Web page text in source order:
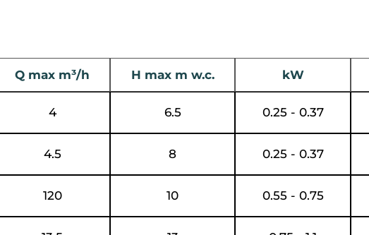
Q max m³/h H max m w.c. kW
4 6.5 0.25 - 0.37
4.5 8 0.25 - 0.37
120 10 0.55 - 0.75